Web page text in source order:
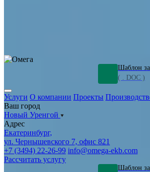
Шаблон
( . DOC )
Услуги О компании Проекты
Ваш город
Новый Уренгой
Адрес
Екатеринбург,
ул. Чернышевского 7, офис 821
+7 (3494) 22-26-99 info@omega-ekb.com
Рассчитать услугу
Шаблон